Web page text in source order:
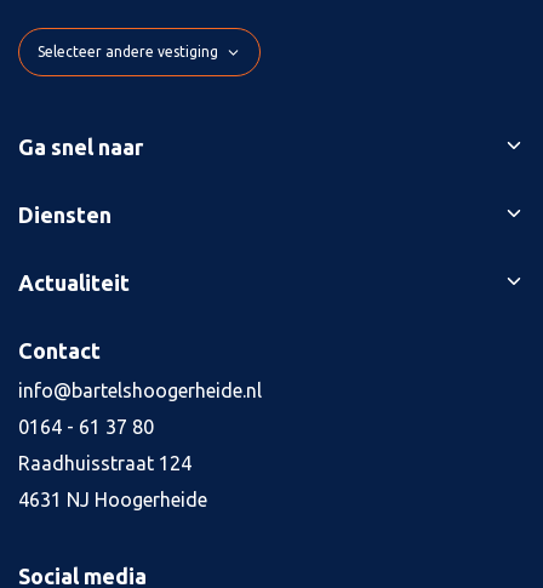
Selecteer andere vestiging
Ga snel naar
Ons verhaal
Succesverhalen
Diensten
Bedrijfsopvolging
Boekhouding
Kredietaanvraag
Jaarrekening
Salarisadministratie
Tax planning
Actualiteit
Blog
Kennisbank
Vacatures
4
Contact
info@bartelshoogerheide.nl
0164 - 61 37 80
Raadhuisstraat 124
4631 NJ Hoogerheide
Social media